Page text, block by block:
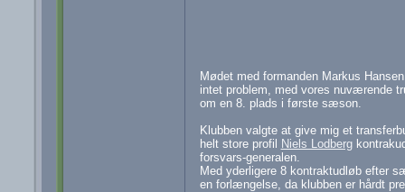
Mødet med formanden Markus
intet problem, med vores nuværende
om en 8. plads i første sæson.
Klubben valgte at give mig et
helt store profil
Niels Lodberg
forsvars-generalen.
Med yderligere 8 kontraktudløb efter
en forlængelse, da klubben er hårdt